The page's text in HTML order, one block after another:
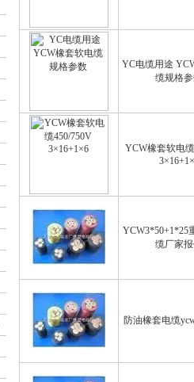
YC电缆用途
缆规格
YCW橡套软电
YCW3*50+1*25
缆厂家
防油橡套电缆